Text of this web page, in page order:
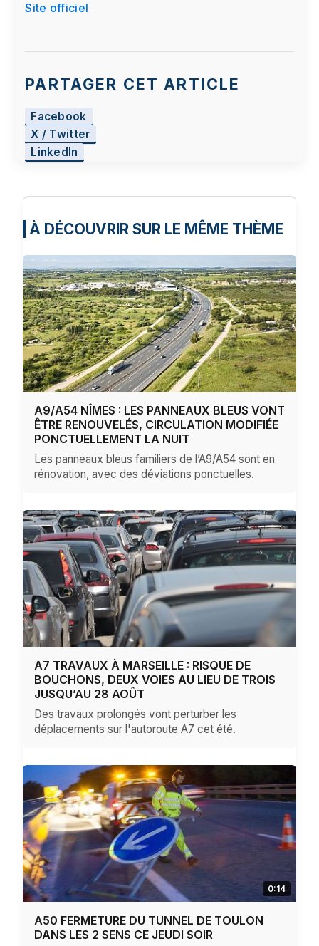
Site officiel
PARTAGER CET ARTICLE
Facebook
X / Twitter
LinkedIn
À DÉCOUVRIR SUR LE MÊME THÈME
A9/A54 NÎMES : LES PANNEAUX BLEUS VONT
ÊTRE RENOUVELÉS, CIRCULATION MODIFIÉE
PONCTUELLEMENT LA NUIT
Les panneaux bleus familiers de l’A9/A54 sont en
rénovation, avec des déviations ponctuelles.
A7 TRAVAUX À MARSEILLE : RISQUE DE
BOUCHONS, DEUX VOIES AU LIEU DE TROIS
JUSQU’AU 28 AOÛT
Des travaux prolongés vont perturber les
déplacements sur l'autoroute A7 cet été.
0:14
A50 FERMETURE DU TUNNEL DE TOULON
DANS LES 2 SENS CE JEUDI SOIR